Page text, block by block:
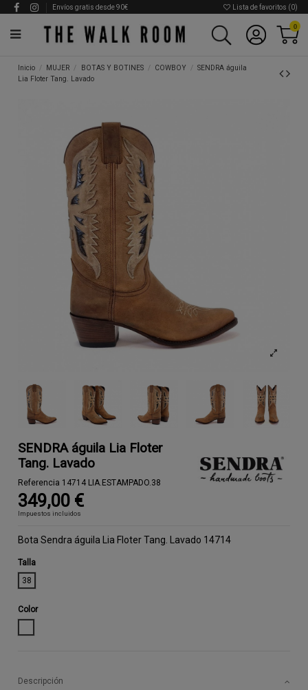
Envíos gratis desde 90€ Lista de favoritos (0)
0
Inicio MUJER BOTAS Y BOTINES COWBOY
SENDRA águila
Lia Floter Tang. Lavado
SENDRA águila Lia Floter
Tang. Lavado
Referencia 14714 LIA.ESTAMPADO.38
349,00 €
Impuestos incluidos
Bota Sendra águila Lia Floter Tang. Lavado 14714
Talla
38
Color
Descripción